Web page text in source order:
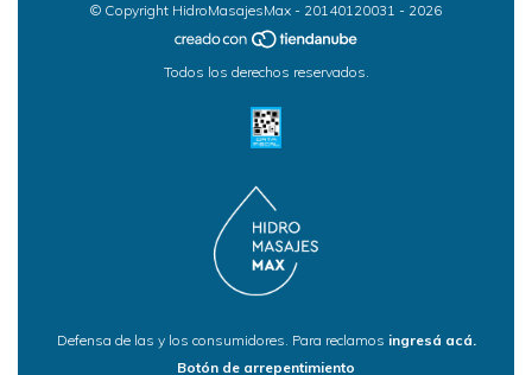
© Copyright HidroMasajesMax - 20140120031 - 2026
Todos los derechos reservados.
Defensa de las y los consumidores. Para reclamos ingresá acá.
Botón de arrepentimiento